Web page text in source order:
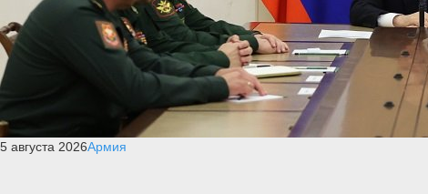
5 августа 2026Армия